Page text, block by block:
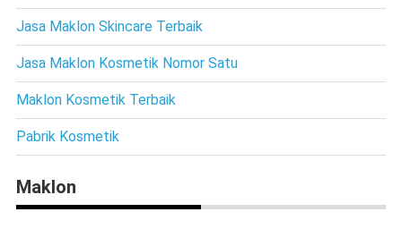
Jasa Maklon Skincare Terbaik
Jasa Maklon Kosmetik Nomor Satu
Maklon Kosmetik Terbaik
Pabrik Kosmetik
Maklon